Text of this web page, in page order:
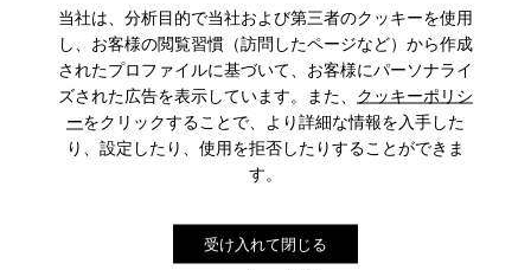
当社は、分析目的で当社および第三者のクッキーを使用
し、お客様の閲覧習慣（訪問したページなど）から作成
されたプロファイルに基づいて、お客様にパーソナライ
ズされた広告を表示しています。また、 クッキーポリシ
ーをクリックすることで、より詳細な情報を入手した
り、設定したり、使用を拒否したりすることができま
す。
受け入れて閉じる
当社の靴は厳選された高級素材から作られています。適切な
靴ケア製品を使用することで靴を保護し、より長持ちさせる
ことができます。
靴のお手入れ方法の詳細については
Sale: さらに10%OFF
コミュニティに参加すると、割引、早期アクセス、イベント招待